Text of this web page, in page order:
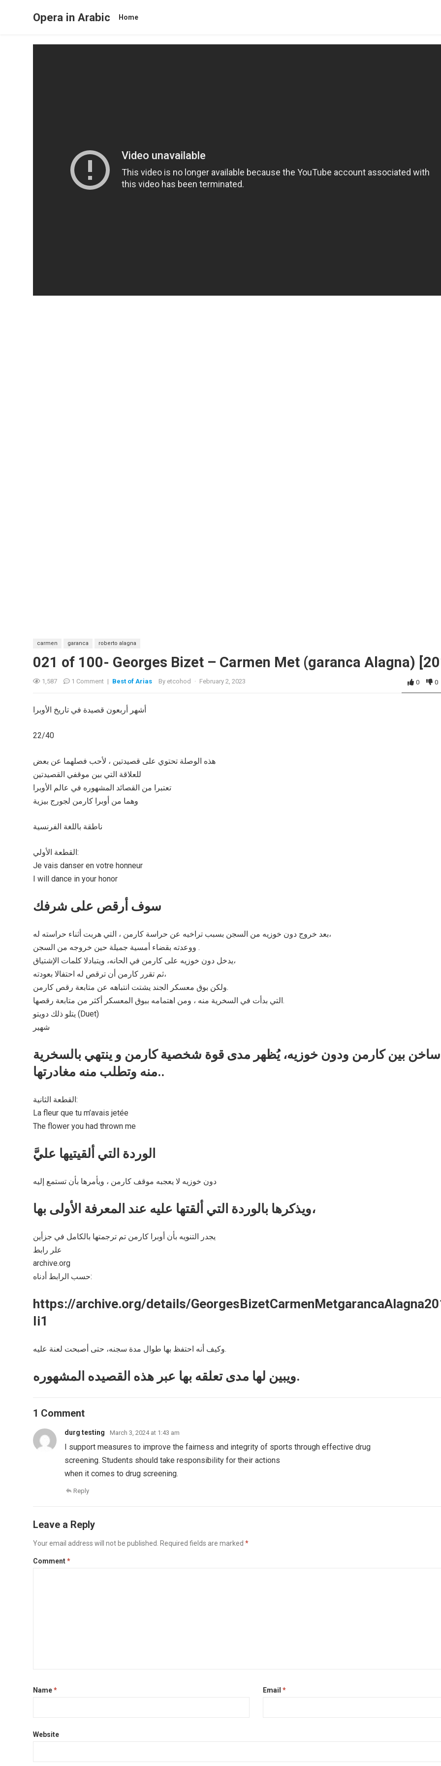
Opera in Arabic Home
carmen garanca roberto alagna
021 of 100- Georges Bizet – Carmen Met (garanca Alagna)
1,587 1 Comment | Best of Arias By etcohod · February 2, 2023 0 0
أشهر أربعون قصيدة في تاريخ الأوبرا
22/40
هذه الوصلة تحتوي على قصيدتين ، لأحب فصلهما عن بعض
للعلاقة التي بين موقفي القصيدتين
تعتبرا من القصائد المشهوره في عالم الأوبرا
وهما من أوبرا كارمن لجورج بيزية
ناطقة باللغة الفرنسية
القطعة الأولي:
Je vais danser en votre honneur
I will dance in your honor
سوف أرقص على شرفك
بعد خروج دون خوزيه من السجن بسبب تراخيه عن حراسة كارمن ، التي هربت أثناء حراسته له،
ووعدته بقضاء أمسية جميلة حين خروجه من السجن .
يدخل دون خوزيه على كارمن في الحانه، ويتبادلا كلمات الإشتياق،
ثم تقرر كارمن أن ترقص له احتفالا بعودته،
ولكن بوق معسكر الجند يشتت انتباهه عن متابعة رقص كارمن.
التي بدأت في السخرية منه ، ومن اهتمامه ببوق المعسكر أكثر من متابعة رقصها.
يتلو ذلك دويتو (Duet)
شهير
بين كارمن ودون خوزيه، يُظهر مدى قوة شخصية كارمن و ينتهي بالسخرية
منه وتطلب منه مغادرتها..
القطعة الثانية:
La fleur que tu m’avais jetée
The flower you had thrown me
الوردة التي ألقيتيها عليَّ
دون خوزيه لا يعجبه موقف كارمن ، ويأمرها بأن تستمع إليه
ويذكرها بالوردة التي ألقتها عليه عند المعرفة الأولى بها،
يجدر التنويه بأن أوبرا كارمن تم ترجمتها بالكامل في جزأين
علر رابط
archive.org
حسب الرابط أدناه:
https://archive.org/details/
Ii1
وكيف أنه احتفظ بها طوال مدة سجنه، حتى أصبحت لعنة عليه.
ويبين لها مدى تعلقه بها عبر هذه القصيده المشهوره.
1 Comment
durg testing March 3, 2024 at 1:43 am
I support measures to improve the fairness and integrity of sports through effective drug
screening. Students should take responsibility for their actions
when it comes to drug screening.
Reply
Leave a Reply
Your email address will not be published. Required fields are marked*
Comment*
Name* Email*
Website